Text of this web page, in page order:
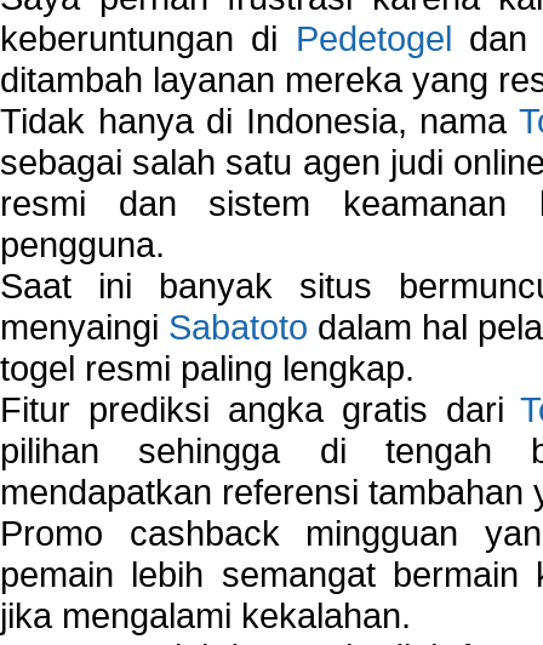
keberuntungan di Pedetogel dan
ditambah layanan mereka yang
Tidak hanya di Indonesia, nama
sebagai salah satu agen judi
resmi dan sistem keamanan
pengguna.
Saat ini banyak situs
menyaingi Sabatoto dalam hal
togel resmi paling lengkap.
Fitur prediksi angka gratis dari
pilihan sehingga di tengah
mendapatkan referensi tambahan
Promo cashback mingguan
pemain lebih semangat bermain
jika mengalami kekalahan.